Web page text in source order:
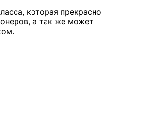
которая прекрасно
а так же может